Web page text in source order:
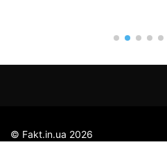
© Fakt.in.ua 2026